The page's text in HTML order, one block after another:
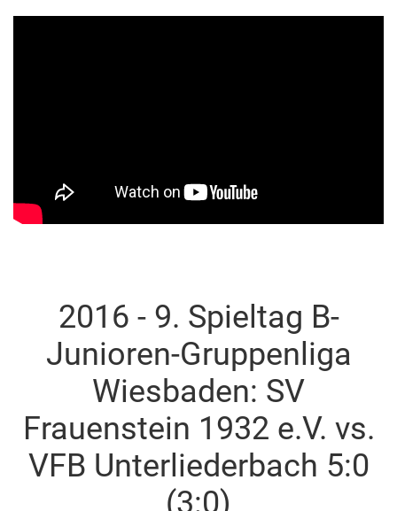
2016 - 9. Spieltag B-
Junioren-Gruppenliga
Wiesbaden: SV
Frauenstein 1932 e.V. vs.
VFB Unterliederbach 5:0
(3:0)